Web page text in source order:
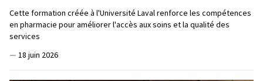
Cette formation créée à l'Université Laval renforce les compétences
en pharmacie pour améliorer l'accès aux soins et la qualité des
services
— 18 juin 2026